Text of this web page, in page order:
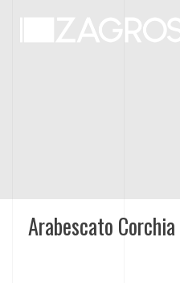
Arabescato Corchia